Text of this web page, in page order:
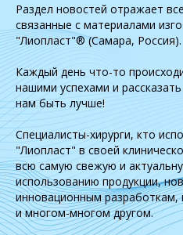
Раздел новостей отражает
связанные с материалами
"Лиопласт"® (Самара, Россия).
Каждый день что-то
нашими успехами и
нам быть лучше!
Специалисты-хирурги, кто
"Лиопласт" в своей
всю самую свежую и
использованию продукции,
инновационным разработкам,
и многом-многом другом.